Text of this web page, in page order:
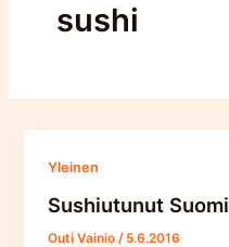
sushi
Yleinen
Sushiutunut Suomi
Outi Vainio / 5.6.2016